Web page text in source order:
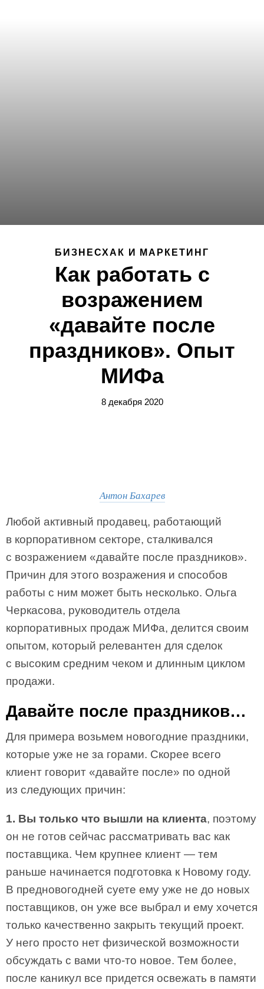
БИЗНЕСХАК И МАРКЕТИНГ
Как работать с
возражением
«давайте после
праздников». Опыт
МИФа
8 декабря 2020
Антон Бахарев
Любой активный продавец, работающий
в корпоративном секторе, сталкивался
с возражением «давайте после праздников».
Причин для этого возражения и способов
работы с ним может быть несколько. Ольга
Черкасова, руководитель отдела
корпоративных продаж МИФа, делится своим
опытом, который релевантен для сделок
с высоким средним чеком и длинным циклом
продажи.
Давайте после праздников…
Для примера возьмем новогодние праздники,
которые уже не за горами. Скорее всего
клиент говорит «давайте после» по одной
из следующих причин:
1. Вы только что вышли на клиента, поэтому
он не готов сейчас рассматривать вас как
поставщика. Чем крупнее клиент — тем
раньше начинается подготовка к Новому году.
В предновогодней суете ему уже не до новых
поставщиков, он уже все выбрал и ему хочется
только качественно закрыть текущий проект.
У него просто нет физической возможности
обсуждать с вами что-то новое. Тем более,
после каникул все придется освежать в памяти